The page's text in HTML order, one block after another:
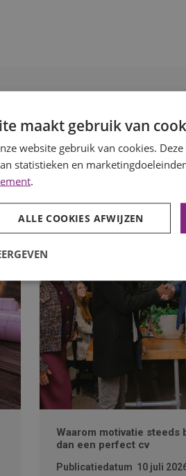
Waarom motivatie steeds
dan een perfect cv
Publicatiedatum 10 juli
maakt gebruik van
website gebruik van cookies.
statistieken en
.
ALLE COOKIES AFWIJZEN